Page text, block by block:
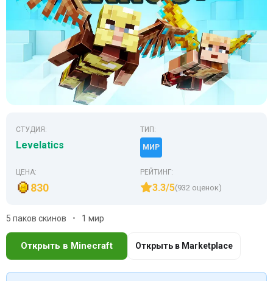
СТУДИЯ:
Levelatics
ТИП:
МИР
ЦЕНА:
830
РЕЙТИНГ:
3.3/5(932 оценок)
5 паков скинов 1 мир
Открыть в Minecraft Открыть в Marketplace